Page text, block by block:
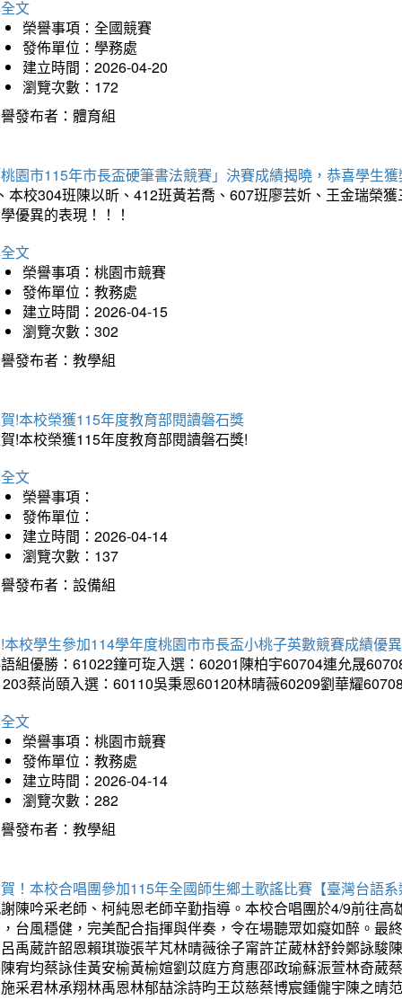
文
榮譽事項：全國競賽
發佈單位：學務處
建立時間：2026-04-20
瀏覽次數：172
發布者：體育組
園市115年市長盃硬筆書法競賽」決賽成績揭曉，恭喜學生
本校304班陳以昕、412班黃若喬、607班廖芸妡、王金瑞榮
優異的表現！！！
文
榮譽事項：桃園市競賽
發佈單位：教務處
建立時間：2026-04-15
瀏覽次數：302
發布者：教學組
!本校榮獲115年度教育部閱讀磐石獎
!本校榮獲115年度教育部閱讀磐石獎!
文
榮譽事項：
發佈單位：
建立時間：2026-04-14
瀏覽次數：137
發布者：設備組
本校學生參加114學年度桃園市市長盃小桃子英數競賽成績優
組優勝：61022鐘可琁入選：60201陳柏宇60704連允晟
蔡尚頤入選：60110吳秉恩60120林晴薇60209劉華耀
文
榮譽事項：桃園市競賽
發佈單位：教務處
建立時間：2026-04-14
瀏覽次數：282
發布者：教學組
！本校合唱團參加115年全國師生鄉土歌謠比賽【臺灣台語
陳吟采老師、柯純恩老師辛勤指導。本校合唱團於4/9前往
台風穩健，完美配合指揮與伴奏，令在場聽眾如癡如醉。最
禹葳許韶恩賴琪璇張芊芃林晴薇徐子甯許芷葳林舒鈴鄭詠駿
宥均蔡詠佳黃安榆黃榆媗劉苡庭方育惠邵政瑜蘇浱萱林奇葳
采君林承翔林禹恩林郁喆涂詩昀王苡慈蔡博宸鍾儱宇陳之晴